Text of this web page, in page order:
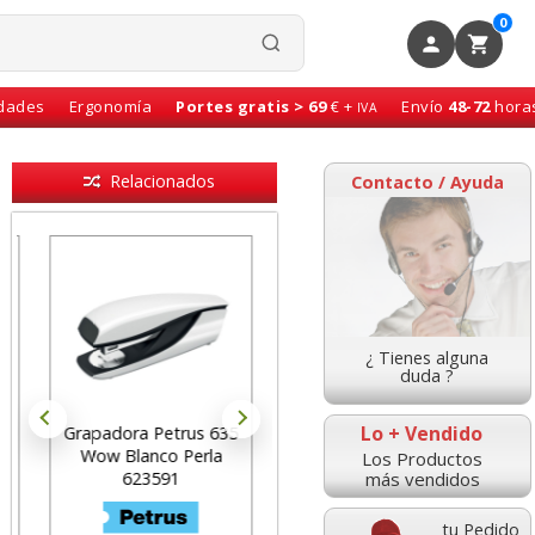
0
Ergonomía Portes gratis > 69€ + IVA Envío 48-72
Contacto / Ayuda
¿ Tienes alguna
duda ?
Lo + Vendido
Los Productos
más vendidos
tu Pedido
Relacionados
Grapadora Petrus 635
Wow Blanco Perla
623591
Grapadora Petrus 210
tamaño compacto
azul-gris 25 hojas